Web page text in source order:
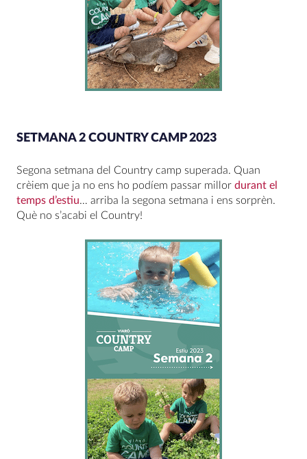
SETMANA 2 COUNTRY CAMP 2023
Segona setmana del Country camp superada. Quan
crèiem que ja no ens ho podíem passar millor durant el
temps d’estiu… arriba la segona setmana i ens sorprèn.
Què no s’acabi el Country!